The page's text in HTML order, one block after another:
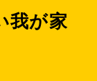
我が家